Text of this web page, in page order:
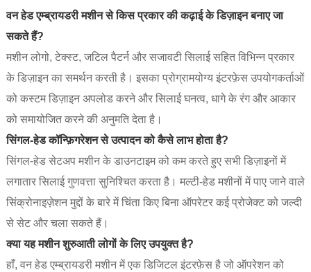
वन हेड एम्ब्रायडरी मशीन से किस प्रकार की कढ़ाई के डिज़ाइन बनाए जा
सकते हैं?
मशीन लोगो, टेक्स्ट, जटिल पैटर्न और सजावटी सिलाई सहित विभिन्न प्रकार
के डिज़ाइन का समर्थन करती है। इसका प्रोग्रामयोग्य इंटरफ़ेस उपयोगकर्ताओं
को कस्टम डिज़ाइन अपलोड करने और सिलाई घनत्व, धागे के रंग और आकार
को समायोजित करने की अनुमति देता है।
सिंगल-हेड कॉन्फ़िगरेशन से उत्पादन को कैसे लाभ होता है?
सिंगल-हेड सेटअप मशीन के डाउनटाइम को कम करते हुए सभी डिज़ाइनों में
लगातार सिलाई गुणवत्ता सुनिश्चित करता है। मल्टी-हेड मशीनों में पाए जाने वाले
सिंक्रोनाइज़ेशन मुद्दों के बारे में चिंता किए बिना ऑपरेटर कई प्रोजेक्ट को जल्दी
से सेट और चला सकते हैं।
क्या यह मशीन शुरुआती लोगों के लिए उपयुक्त है?
हाँ, वन हेड एम्ब्रायडरी मशीन में एक डिजिटल इंटरफ़ेस है जो ऑपरेशन को